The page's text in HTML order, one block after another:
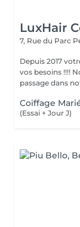
LuxHair
7, Rue du Parc
Depuis 2017
vos besoins !!!! Nous mettons tout en oeuvre pour que votre
passage dans
Coiffage
(Essai + Jour J)